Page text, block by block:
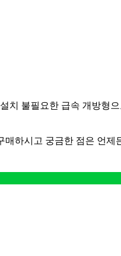
치 불필요한 급속 개방형
하시고 궁금한 점은 언제